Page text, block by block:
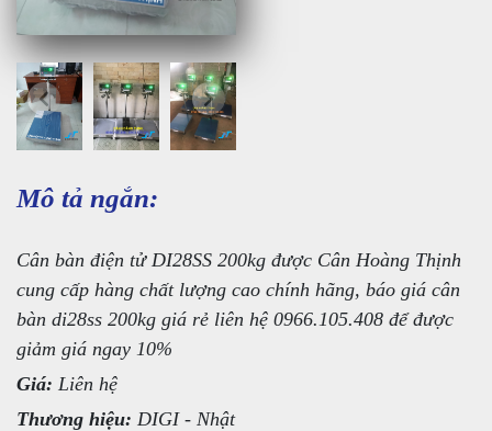
Mô tả ngắn:
Cân bàn điện tử DI28SS 200kg được Cân Hoàng Thịnh
cung cấp hàng chất lượng cao chính hãng, báo giá cân
bàn di28ss 200kg giá rẻ liên hệ 0966.105.408 để được
giảm giá ngay 10%
Giá: Liên hệ
Thương hiệu: DIGI - Nhật